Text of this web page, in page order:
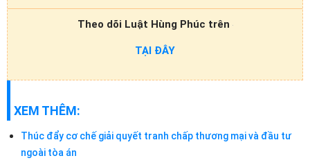
Theo dõi Luật Hùng Phúc trên
TẠI ĐÂY
XEM THÊM:
Thúc đẩy cơ chế giải quyết tranh chấp thương mại và đầu tư
ngoài tòa án